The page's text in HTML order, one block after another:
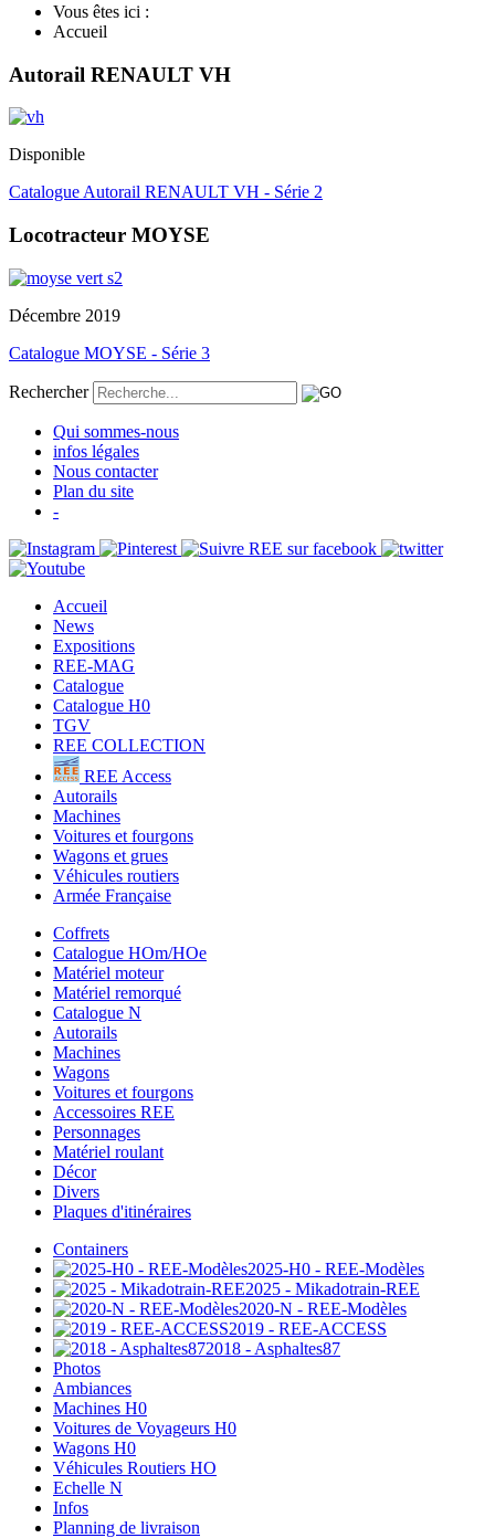
Vous êtes ici :
Accueil
Autorail RENAULT VH
Disponible
Catalogue Autorail RENAULT VH - Série 2
Locotracteur MOYSE
Décembre 2019
Catalogue MOYSE - Série 3
Rechercher
Qui sommes-nous
infos légales
Nous contacter
Plan du site
-
Accueil
News
Expositions
REE-MAG
Catalogue
Catalogue H0
TGV
REE COLLECTION
REE Access
Autorails
Machines
Voitures et fourgons
Wagons et grues
Véhicules routiers
Armée Française
Coffrets
Catalogue HOm/HOe
Matériel moteur
Matériel remorqué
Catalogue N
Autorails
Machines
Wagons
Voitures et fourgons
Accessoires REE
Personnages
Matériel roulant
Décor
Divers
Plaques d'itinéraires
Containers
2025-H0 - REE-Modèles
2025 - Mikadotrain-REE
2020-N - REE-Modèles
2019 - REE-ACCESS
2018 - Asphaltes87
Photos
Ambiances
Machines H0
Voitures de Voyageurs H0
Wagons H0
Véhicules Routiers HO
Echelle N
Infos
Planning de livraison